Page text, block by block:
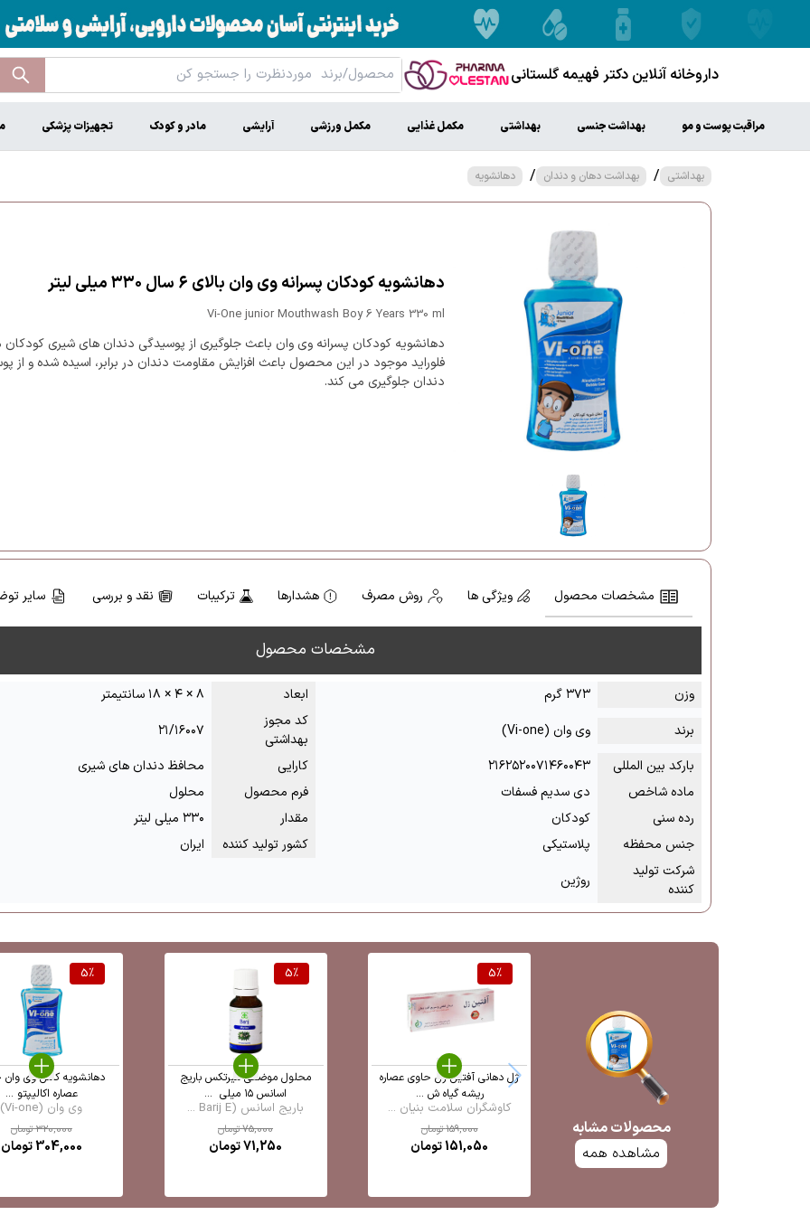
داروخانه آنلاین دکتر فهیمه گلستانی
مراقبت پوست و مو بهداشت جنسی بهداشتی مکمل غذایی مکمل ورزشی آرایشی مادر و کودک تجهیزات پزشکی
بهداشتی / بهداشت دهان و دندان / دهانشویه
دهانشویه کودکان پسرانه وی وان بالای ۶ سال ۳۳۰ میلی لیتر
Vi-One junior Mouthwash Boy 6 Years 330 ml
دهانشویه کودکان پسرانه وی وان باعث جلوگیری از پوسیدگی دندان های شیری
فلوراید موجود در این محصول باعث افزایش مقاومت دندان در برابر، اسیده شده و از
دندان جلوگیری می کند.
مشخصات محصول ویژگی ها روش مصرف هشدارها ترکیبات نقد و بررسی سایر
مشخصات محصول
وزن ۳۷۳ گرم ابعاد
۸ × ۴ × ۱۸ سانتیمتر
برند
وی وان (Vi-one)
کد مجوز
بهداشتی
۲۱/۱۶۰۰۷
بارکد بین المللی
۲۱۶۲۵۲۰۰۷۱۴۶۰۰۴۳ کارایی
محافظ دندان های شیری
ماده شاخص
دی سدیم فسفات فرم محصول
محلول
رده سنی
کودکان مقدار
۳۳۰ میلی لیتر
جنس محفظه
پلاستیکی کشور تولید کننده
ایران
شرکت تولید
کننده
روژین
محصولات مشابه
مشاهده همه
5%
ژل دهانی آفتین ژل حاوی عصاره
ریشه گیاه ش ...
کاوشگران سلامت بنیان ...
159,000تومان
151,050تومان
5%
محلول موضعی میرتکس باریج
اسانس ۱۵ میلی ‎ ...
باریج اسانس (Barij E ...
75,000تومان
71,250تومان
5%
دهانشویه کامل وی
عصاره اکالیپتو ...
وی وان (Vi-one)
320,000تومان
304,000تومان